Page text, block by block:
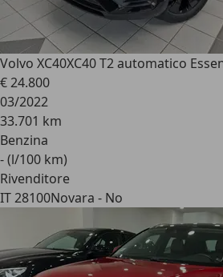
Volvo XC40XC40 T2 automatico
€ 24.800
03/2022
33.701 km
Benzina
- (l/100 km)
Rivenditore
IT 28100Novara - No